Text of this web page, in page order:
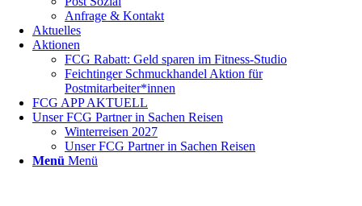
Anfrage & Kontakt
Aktuelles
Aktionen
FCG Rabatt: Geld sparen im Fitness-Studio
Feichtinger Schmuckhandel Aktion für
Postmitarbeiter*innen
FCG APP AKTUELL
Unser FCG Partner in Sachen Reisen
Winterreisen 2027
Unser FCG Partner in Sachen Reisen
Menü Menü